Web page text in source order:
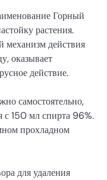
Горный
растения.
механизм действия
оказывает
действие.
самостоятельно,
с 150 мл спирта 96%.
прохладном
для удаления